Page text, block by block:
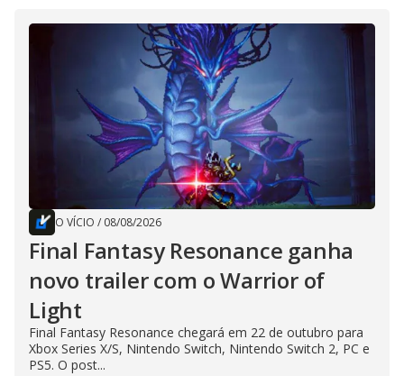
O VÍCIO / 08/08/2026
Final Fantasy Resonance ganha
novo trailer com o Warrior of
Light
Final Fantasy Resonance chegará em 22 de outubro para
Xbox Series X/S, Nintendo Switch, Nintendo Switch 2, PC e
PS5. O post...